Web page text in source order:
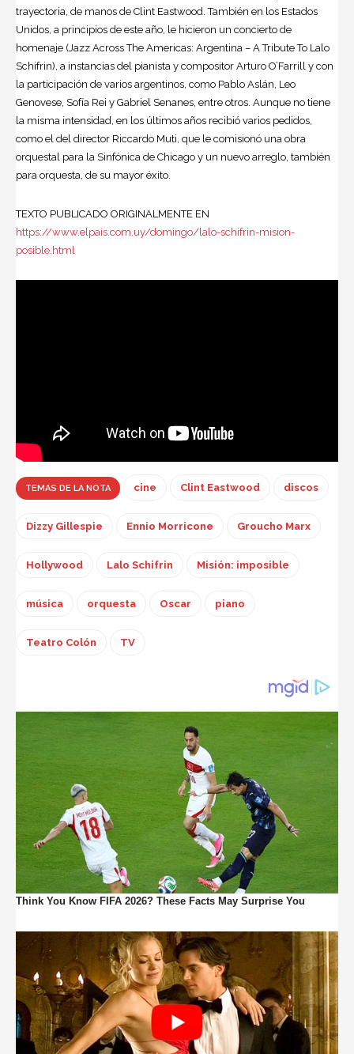
trayectoria, de manos de Clint Eastwood . También en los Estados
Unidos, a principios de este año, le hicieron un concierto de
homenaje (Jazz Across The Americas: Argentina – A Tribute To Lalo
Schifrin), a instancias del pianista y compositor Arturo O’Farrill y con
la participación de varios argentinos, como Pablo Aslán, Leo
Genovese, Sofía Rei y Gabriel Senanes, entre otros. Aunque no tiene
la misma intensidad, en los últimos años recibió varios pedidos,
como el del director Riccardo Muti, que le comisionó una obra
orquestal para la Sinfónica de Chicago y un nuevo arreglo, también
para orquesta, de su mayor éxito.
TEXTO PUBLICADO ORIGINALMENTE EN
https://www.elpais.com.uy/domingo/lalo-schifrin-mision-
posible.html
TEMAS DE LA NOTA cine Clint Eastwood discos
Dizzy Gillespie Ennio Morricone Groucho Marx
Hollywood Lalo Schifrin Misión: imposible
música orquesta Oscar piano
Teatro Colón TV